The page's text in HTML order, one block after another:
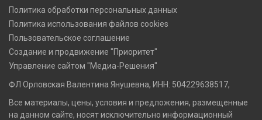
Политика обработки персональных данных
Политика использования файлов cookies
Пользовательское соглашение
Создание и продвижение "Приоритет"
Управление сайтом "Медиа-Решения"
ФЛ Орловская Валентина Янушевна, ИНН: 504229638517,
Все материалы, цены, условия и предложения, размещенные
на данном сайте, носят исключительно информационный